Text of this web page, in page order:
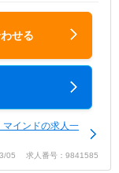
せる
インドの求人一
05 求人番号：9841585